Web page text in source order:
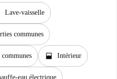
Lave-vaisselle
communes
communes window_open Intérieur
eau électrique